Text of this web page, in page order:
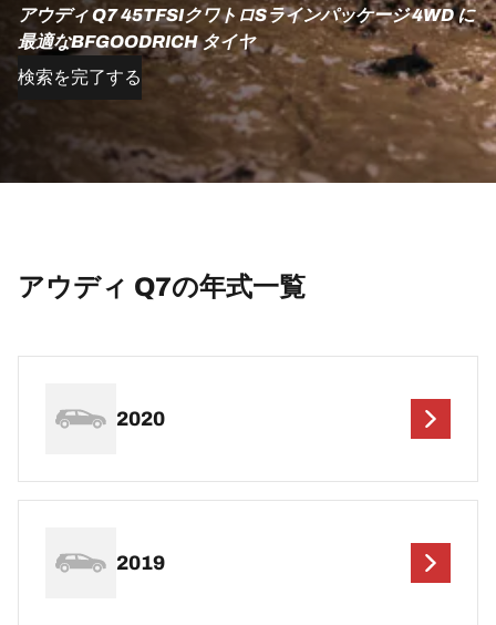
アウディ Q7 45TFSIクワトロSラインパッケージ 4WD に
最適なBFGOODRICH タイヤ
検索を完了する
アウディ Q7の年式一覧
2020
2019